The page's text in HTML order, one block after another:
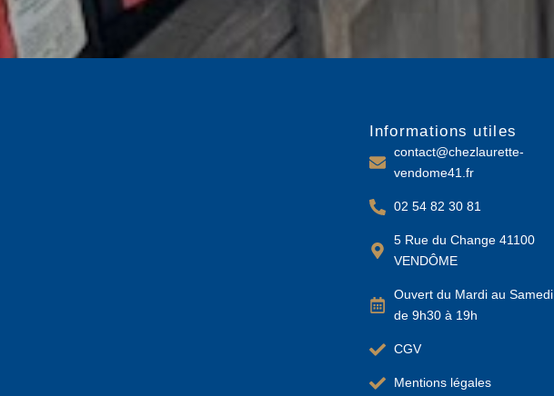
Informations utiles
contact@chezlaurette-
vendome41.fr
02 54 82 30 81
5 Rue du Change 41100
VENDÔME
Ouvert du Mardi au Samedi
de 9h30 à 19h
CGV
Mentions légales